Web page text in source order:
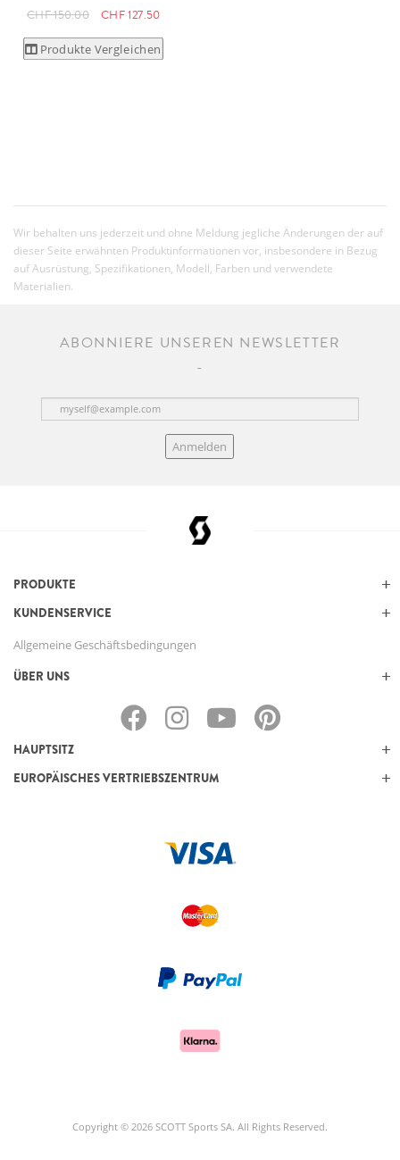
CHF 150.00 CHF 127.50
Produkte Vergleichen
Wir behalten uns jederzeit und ohne Meldung jegliche Änderungen der auf
dieser Seite erwähnten Produktinformationen vor, insbesondere in Bezug
auf Ausrüstung, Spezifikationen, Modell, Farben und verwendete
Materialien.
ABONNIERE UNSEREN NEWSLETTER
Anmelden
PRODUKTE
KUNDENSERVICE
Allgemeine Geschäftsbedingungen
ÜBER UNS
HAUPTSITZ
EUROPÄISCHES VERTRIEBSZENTRUM
Copyright © 2026 SCOTT Sports SA. All Rights Reserved.